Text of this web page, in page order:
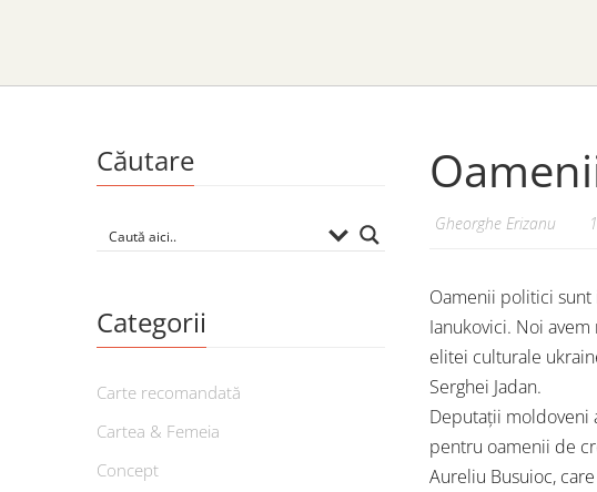
Gheorghe Erizanu
Oamenii politici sunt
Ianukovici. Noi
elitei culturale
Serghei Jadan.
Deputații moldoveni
pentru oamenii de
Aureliu Busuioc,
Căutare
Categorii
Carte recomandată
Cartea & Femeia
Concept